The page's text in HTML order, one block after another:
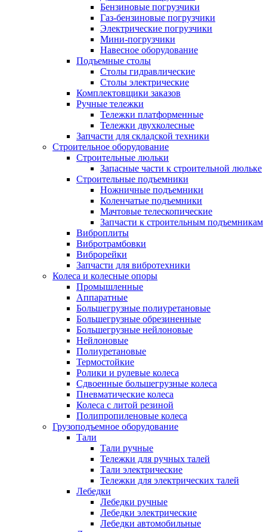
Бензиновые погрузчики
Газ-бензиновые погрузчики
Электрические погрузчики
Мини-погрузчики
Навесное оборудование
Подъемные столы
Столы гидравлические
Столы электрические
Комплектовщики заказов
Ручные тележки
Тележки платформенные
Тележки двухколесные
Запчасти для складской техники
Строительное оборудование
Строительные люльки
Запасные части к строительной люльке
Строительные подъемники
Ножничные подъемники
Коленчатые подъемники
Мачтовые телескопические
Запчасти к строительным подъемникам
Виброплиты
Вибротрамбовки
Виброрейки
Запчасти для вибротехники
Колеса и колесные опоры
Промышленные
Аппаратные
Большегрузные полиуретановые
Большегрузные обрезиненные
Большегрузные нейлоновые
Нейлоновые
Полиуретановые
Термостойкие
Ролики и рулевые колеса
Сдвоенные большегрузные колеса
Пневматические колеса
Колеса с литой резиной
Полипропиленовые колеса
Грузоподъемное оборудование
Тали
Тали ручные
Тележки для ручных талей
Тали электрические
Тележки для электрических талей
Лебедки
Лебедки ручные
Лебедки электрические
Лебедки автомобильные